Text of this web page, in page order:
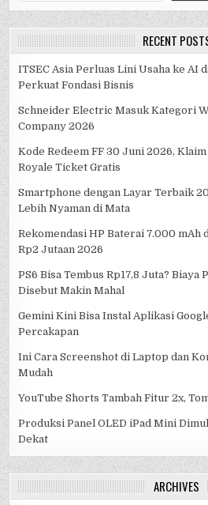
RECENT
ITSEC Asia Perluas Lini Usaha ke AI
Perkuat Fondasi Bisnis
Schneider Electric Masuk Kategori
Company 2026
Kode Redeem FF 30 Juni 2026,
Royale Ticket Gratis
Smartphone dengan Layar Terbaik
Lebih Nyaman di Mata
Rekomendasi HP Baterai 7.000 mAh
Rp2 Jutaan 2026
PS6 Bisa Tembus Rp17,8 Juta?
Disebut Makin Mahal
Gemini Kini Bisa Instal Aplikasi
Percakapan
Ini Cara Screenshot di Laptop dan
Mudah
YouTube Shorts Tambah Fitur 2x,
Produksi Panel OLED iPad Mini
Dekat
ARCHIVES